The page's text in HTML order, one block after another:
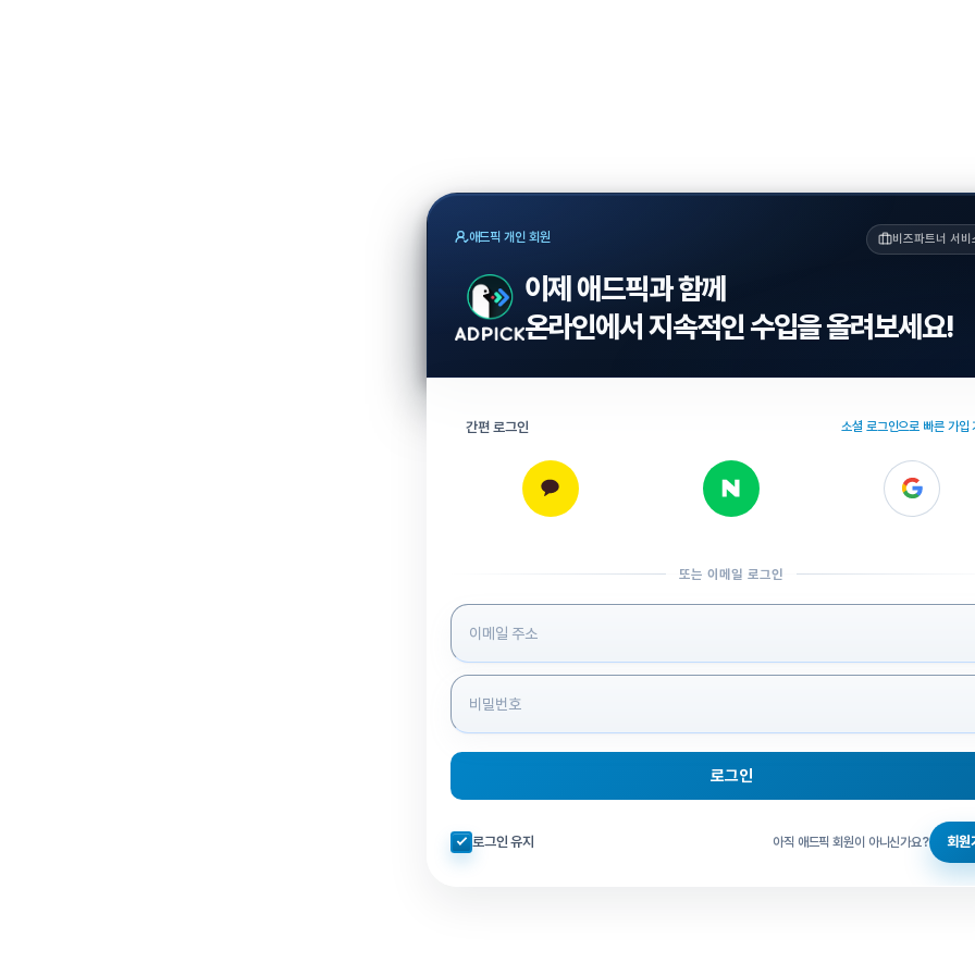
애드픽 개인 회원 비즈파트너 서비
이제 애드픽과 함께
온라인에서 지속적인 수입을 올려보세요!
간편 로그인 소셜 로그인으로 빠른 가입
또는 이메일 로그인
로그인 정보 입력
로그인
자동로그인 체크
로그인 유지 아직 애드픽 회원이 아니신가요? 회원